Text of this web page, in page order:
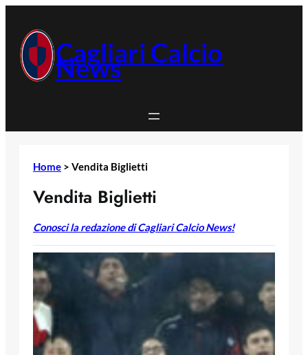
contenuto Cagliari Calcio
News
Home > Vendita Biglietti
Vendita Biglietti
Conosci la redazione di Cagliari Calcio News!